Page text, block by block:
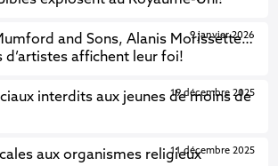
and Sons, Alanis Morissette…
d’artistes affichent leur foi!
9 janvier 2026
interdits aux jeunes de moins de
19 décembre 2025
aux organismes religieux11 décembre 2025